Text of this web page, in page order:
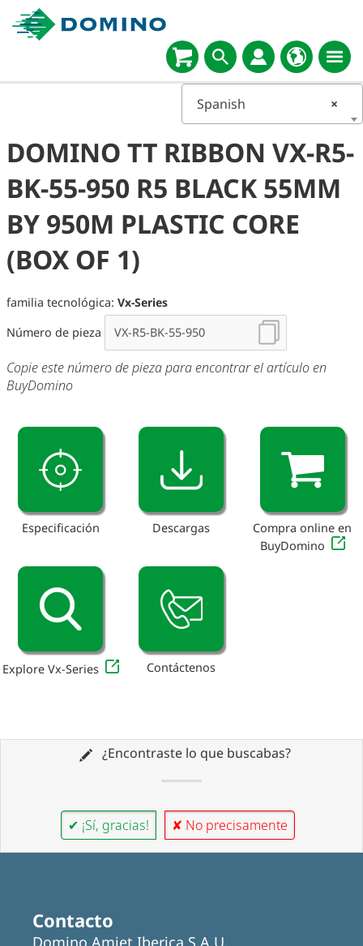
×
Spanish
DOMINO TT RIBBON VX-R5-
BK-55-950 R5 BLACK 55MM
BY 950M PLASTIC CORE
(BOX OF 1)
familia tecnológica: Vx-Series
Número de pieza
Copie este número de pieza para encontrar el artículo en
BuyDomino
Especificación Descargas
Compra online en
BuyDomino
Explore Vx-Series Contáctenos
¿Encontraste lo que buscabas?
✔ ¡Sí, gracias! ✘ No precisamente
Contacto
Domino Amjet Iberica S.A.U.